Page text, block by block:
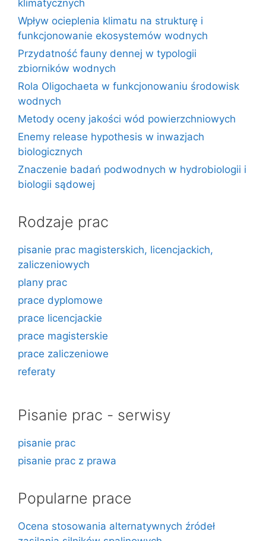
klimatycznych
Wpływ ocieplenia klimatu na strukturę i
funkcjonowanie ekosystemów wodnych
Przydatność fauny dennej w typologii
zbiorników wodnych
Rola Oligochaeta w funkcjonowaniu środowisk
wodnych
Metody oceny jakości wód powierzchniowych
Enemy release hypothesis w inwazjach
biologicznych
Znaczenie badań podwodnych w hydrobiologii i
biologii sądowej
Rodzaje prac
pisanie prac magisterskich, licencjackich,
zaliczeniowych
plany prac
prace dyplomowe
prace licencjackie
prace magisterskie
prace zaliczeniowe
referaty
Pisanie prac - serwisy
pisanie prac
pisanie prac z prawa
Popularne prace
Ocena stosowania alternatywnych źródeł